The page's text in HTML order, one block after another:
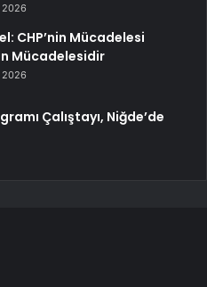
2026
CHP’nin Mücadelesi
Mücadelesidir
2026
Çalıştayı, Niğde’de